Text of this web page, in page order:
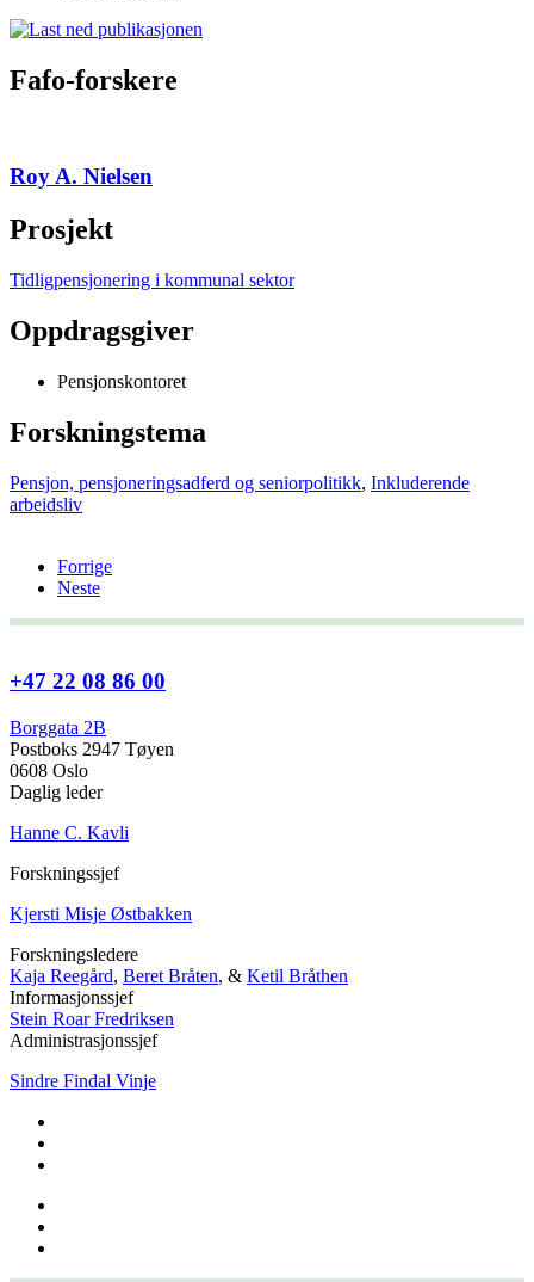
Fafo-forskere
Roy A. Nielsen
Prosjekt
Tidligpensjonering i kommunal sektor
Oppdragsgiver
Pensjonskontoret
Forskningstema
Pensjon, pensjoneringsadferd og seniorpolitikk, Inkluderende
arbeidsliv
Forrige
Neste
+47 22 08 86 00
Borggata 2B
Postboks 2947 Tøyen
0608 Oslo
Daglig leder
Hanne C. Kavli
Forskningssjef
Kjersti Misje Østbakken
Forskningsledere
Kaja Reegård, Beret Bråten, & Ketil Bråthen
Informasjonssjef
Stein Roar Fredriksen
Administrasjonssjef
Sindre Findal Vinje